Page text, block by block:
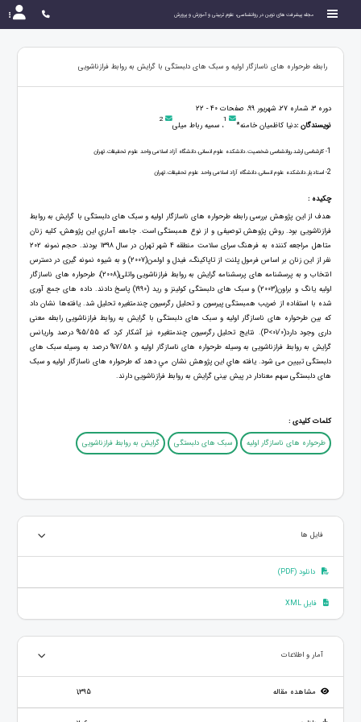
مجله پیشرفت های نوین در روانشناسی، علوم تربیتی و آموزش و پرورش
رابطه طرحواره های ناسازگار اولیه و سبک های دلبستگی با گرایش به روابط فرازناشویی
دوره 3، شماره 27، شهریور 99، صفحات 40 - 22
نویسندگان :دنیا کاظمیان خامنه* 1، سمیه رباط میلی 2
1- کارشناسی ارشد.روانشناسی شخصیت.دانشکده علوم انسانی.دانشگاه آزاد اسلامی واحد علوم تحقیقات.تهران
2- استادیار.دانشکده علوم انسانی.دانشگاه آزاد اسلامی واحد علوم تحقیقات.تهران
چکیده :
هدف از این پژوهش بررسی رابطه طرحواره های ناسازگار اولیه و سبک های دلبستگی با گرایش به روابط
فرازناشویی بود. روش پژوهش توصیفی و از نوع همبستگی است. جامعه آماري این پژوهش، کلیه زنان
متاهل مراجعه کننده به فرهنگ سرای سلامت منطقه 4 شهر تهران در سال 1398 بودند. حجم نمونه 202
نفر از این‏ زنان بر اساس فرمول پلنت از تاپاکینگ، فیدل و اولمن(2007) و به شیوه نمونه‏ گیری در دسترس
انتخاب‌ و به پرسشنامه های پرسشنامه گرایش به روابط فرازناشویی واتلی(2008)، طرحواره های ناسازگار
اولیه یانگ و براون(2003) و سبک های دلبستگی کولینز و رید (1990) پاسخ دادند. داده ‏های جمع آوری
شده با استفاده از ضریب همبستگی پیرسون و تحلیل رگرسیون چندمتغیره تحلیل شد. یافته‌ها نشان داد
که بین طرحواره های ناسازگار اولیه و سبک های دلبستگی با گرایش به روابط فرازناشویی رابطه معنی‏
داری وجود دارد(01/0>P). نتایج تحلیل رگرسیون چندمتغیره نیز آشکار کرد که 5/55% درصد واریانس
گرایش به روابط فرازناشویی به ‌وسیله طرحواره های ناسازگار اولیه و 7/58% درصد به وسیله سبک های
دلبستگی تبیین می‏ شود. يافته‏ هاي اين پژوهش نشان مي دهد كه طرحواره های ناسازگار اولیه و سبک
های دلبستگی سهم معنادار در پیش بینی گرایش به روابط فرازناشویی دارند.
کلمات کلیدی :
طرحواره های ناسازگار اولیه
سبک های دلبستگی گرایش به روابط فرازناشویی
فایل ها
دانلود (PDF)
فایل XML
آمار و اطلاعات
مشاهده مقاله 1,395